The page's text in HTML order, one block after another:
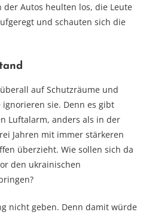
der Autos heulten los, die Leute
und schauten sich die
auf Schutzräume und
sie. Denn es gibt
Luftalarm, anders als in der
Jahren mit immer stärkeren
überzieht. Wie sollen sich da
den ukrainischen
nicht geben. Denn damit würde